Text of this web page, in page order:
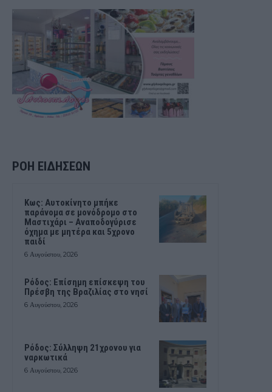
ΡΟΗ ΕΙΔΗΣΕΩΝ
Kως: Αυτοκίνητο μπήκε
παράνομα σε μονόδρομο στο
Μαστιχάρι – Αναποδογύρισε
όχημα με μητέρα και 5χρονο
παιδί
6 Αυγούστου, 2026
Ρόδος: Επίσημη επίσκεψη του
Πρέσβη της Βραζιλίας στο νησί
6 Αυγούστου, 2026
Ρόδος: Σύλληψη 21χρονου για
ναρκωτικά
6 Αυγούστου, 2026